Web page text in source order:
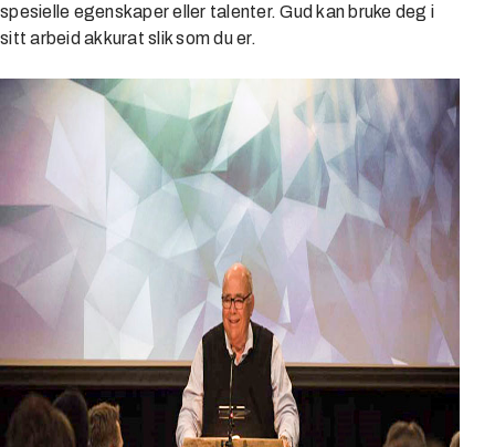
spesielle egenskaper eller talenter. Gud kan bruke deg i
sitt arbeid akkurat slik som du er.